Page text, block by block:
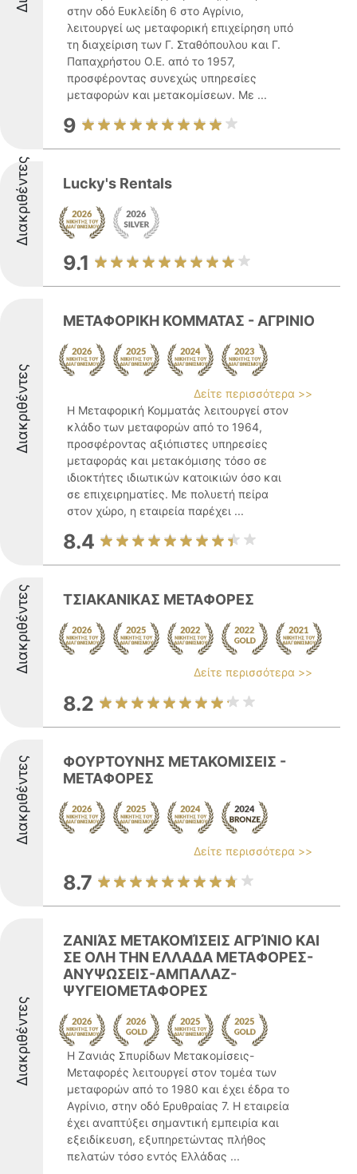
στην οδό Ευκλείδη 6 στο Αγρίνιο,
λειτουργεί ως μεταφορική επιχείρηση υπό
τη διαχείριση των Γ. Σταθόπουλου και Γ.
Παπαχρήστου Ο.Ε. από το 1957,
προσφέροντας συνεχώς υπηρεσίες
μεταφορών και μετακομίσεων. Με ...
9
Διακριθέντες Lucky's Rentals
9.1
Διακριθέντες
ΜΕΤΑΦΟΡΙΚΗ ΚΟΜΜΑΤΑΣ - ΑΓΡΙΝΙΟ
Δείτε περισσότερα >>
Η Μεταφορική Κομματάς λειτουργεί στον
κλάδο των μεταφορών από το 1964,
προσφέροντας αξιόπιστες υπηρεσίες
μεταφοράς και μετακόμισης τόσο σε
ιδιοκτήτες ιδιωτικών κατοικιών όσο και
σε επιχειρηματίες. Με πολυετή πείρα
στον χώρο, η εταιρεία παρέχει ...
8.4
Διακριθέντες ΤΣΙΑΚΑΝΙΚΑΣ ΜΕΤΑΦΟΡΕΣ
Δείτε περισσότερα >>
8.2
Διακριθέντες
ΦΟΥΡΤΟΥΝΗΣ ΜΕΤΑΚΟΜΙΣΕΙΣ -
ΜΕΤΑΦΟΡΕΣ
Δείτε περισσότερα >>
8.7
Διακριθέντες
ΖΑΝΙΆΣ ΜΕΤΑΚΟΜΊΣΕΙΣ ΑΓΡΊΝΙΟ ΚΑΙ
ΣΕ ΟΛΗ ΤΗΝ ΕΛΛΑΔΑ ΜΕΤΑΦΟΡΕΣ-
ΑΝΥΨΩΣΕΙΣ-ΑΜΠΑΛΑΖ-
ΨΥΓΕΙΟΜΕΤΑΦΟΡΕΣ
Η Ζανιάς Σπυρίδων Μετακομίσεις-
Μεταφορές λειτουργεί στον τομέα των
μεταφορών από το 1980 και έχει έδρα το
Αγρίνιο, στην οδό Ερυθραίας 7. Η εταιρεία
έχει αναπτύξει σημαντική εμπειρία και
εξειδίκευση, εξυπηρετώντας πλήθος
πελατών τόσο εντός Ελλάδας ...